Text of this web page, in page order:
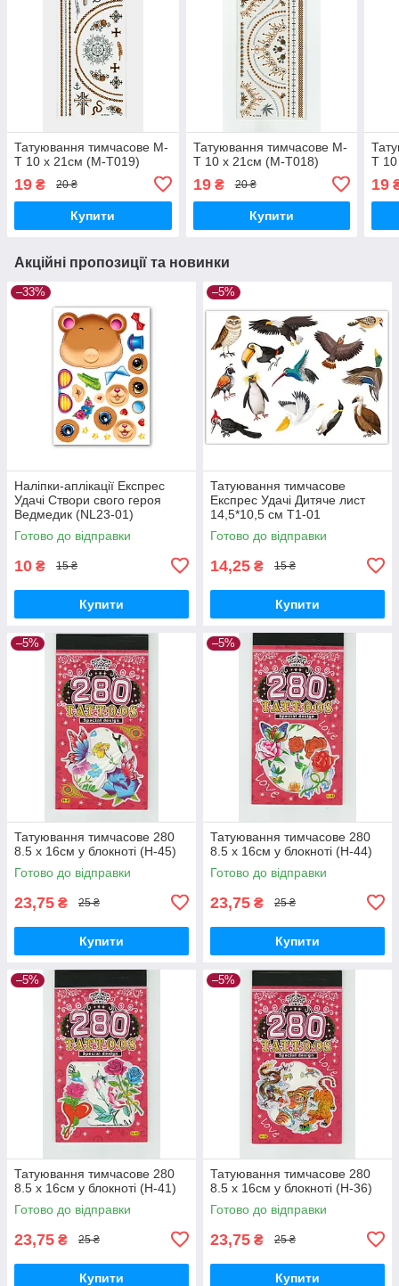
Татуювання тимчасове M-
T 10 х 21см (M-T019)
19 ₴ 20 ₴
Купити
Татуювання тимчасове M-
T 10 х 21см (M-T018)
19₴ 20 ₴
Купити
T
19
Акційні пропозиції та новинки
–33%
Наліпки-аплікації Експрес
Удачі Створи свого героя
Ведмедик (NL23-01)
Готово до відправки
10 ₴ 15 ₴
Купити
–5%
Татуювання тимчасове
Експрес Удачі Дитяче лист
14,5*10,5 см Т1-01
Готово до відправки
14,25 ₴ 15 ₴
Купити
–5%
Татуювання тимчасове 280
8.5 х 16см у блокноті (H-45)
Готово до відправки
23,75 ₴ 25 ₴
Купити
–5%
Татуювання тимчасове 280
8.5 х 16см у блокноті (H-44)
Готово до відправки
23,75 ₴ 25 ₴
Купити
–5%
Татуювання тимчасове 280
8.5 х 16см у блокноті (H-41)
Готово до відправки
23,75 ₴ 25 ₴
Купити
–5%
Татуювання тимчасове 280
8.5 х 16см у блокноті (H-36)
Готово до відправки
23,75 ₴ 25 ₴
Купити